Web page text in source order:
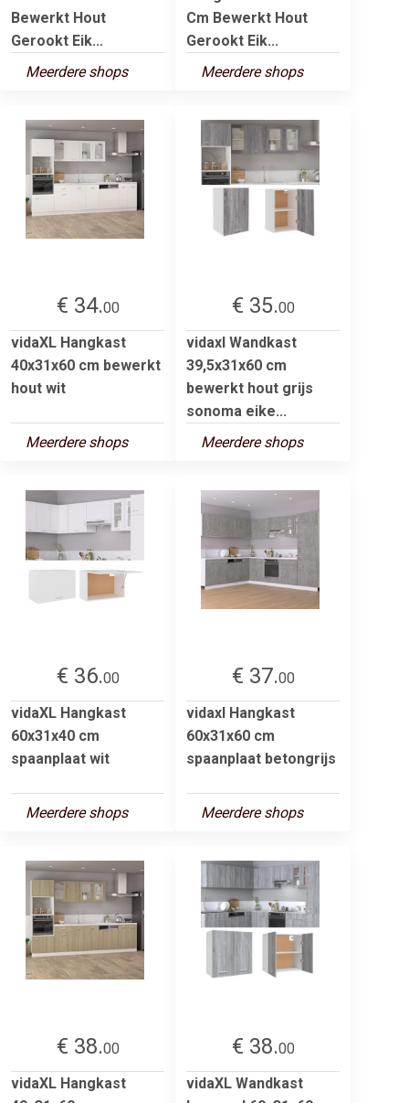
Bewerkt Hout
Gerookt Eik...
Meerdere shops
Cm Bewerkt Hout
Gerookt Eik...
Meerdere shops
€ 34.00
vidaXL Hangkast
40x31x60 cm bewerkt
hout wit
Meerdere shops
€ 35.00
vidaxl Wandkast
39,5x31x60 cm
bewerkt hout grijs
sonoma eike...
Meerdere shops
€ 36.00
vidaXL Hangkast
60x31x40 cm
spaanplaat wit
Meerdere shops
€ 37.00
vidaxl Hangkast
60x31x60 cm
spaanplaat betongrijs
Meerdere shops
€ 38.00
vidaXL Hangkast
€ 38.00
vidaXL Wandkast